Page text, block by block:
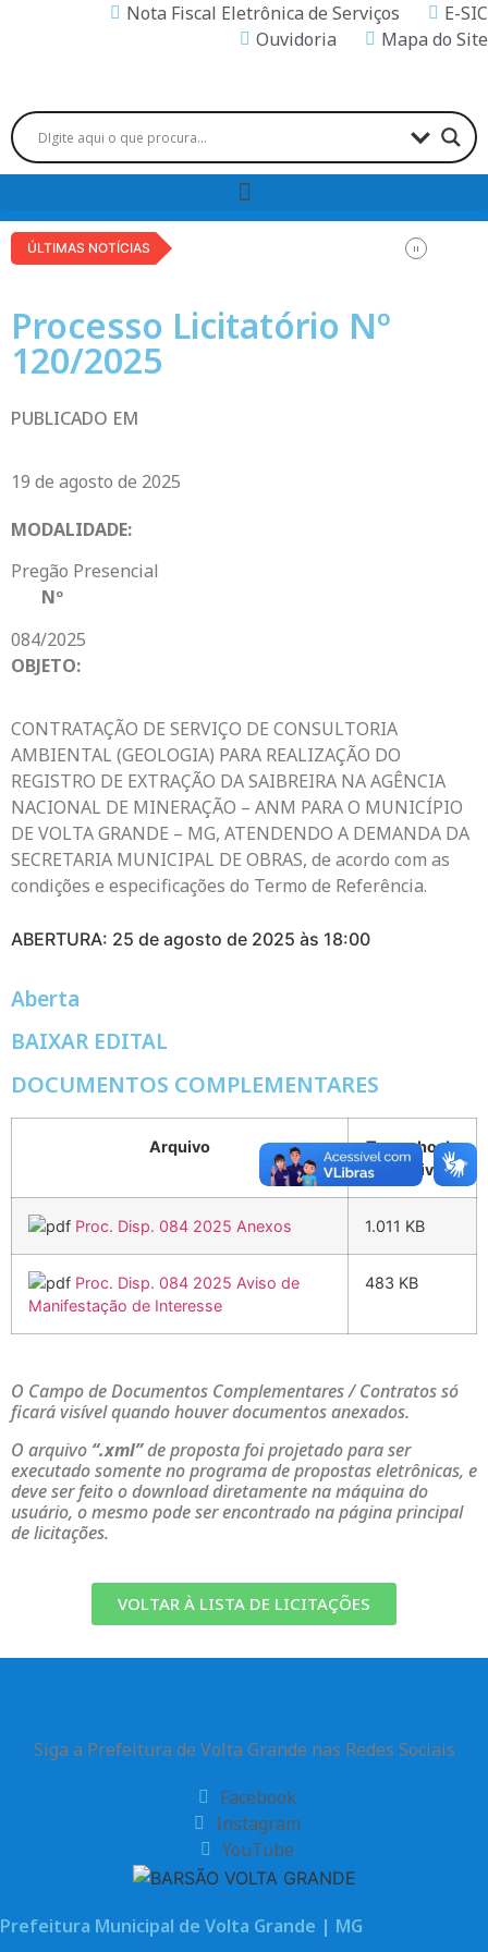
Nota Fiscal Eletrônica de Serviços
E-SIC
Ouvidoria
Mapa do Site
ÚLTIMAS NOTÍCIAS
Processo Licitatório Nº
120/2025
PUBLICADO EM
19 de agosto de 2025
MODALIDADE:
Pregão Presencial
Nº
084/2025
OBJETO:
CONTRATAÇÃO DE SERVIÇO DE CONSULTORIA
AMBIENTAL (GEOLOGIA) PARA REALIZAÇÃO DO
REGISTRO DE EXTRAÇÃO DA SAIBREIRA NA AGÊNCIA
NACIONAL DE MINERAÇÃO – ANM PARA O MUNICÍPIO
DE VOLTA GRANDE – MG, ATENDENDO A DEMANDA DA
SECRETARIA MUNICIPAL DE OBRAS, de acordo com as
condições e especificações do Termo de Referência.
ABERTURA: 25 de agosto de 2025 às 18:00
Aberta
BAIXAR EDITAL
DOCUMENTOS COMPLEMENTARES
Arquivo
Tamanho do
Arquivo
Proc. Disp. 084 2025 Anexos 1.011 KB
Proc. Disp. 084 2025 Aviso de
Manifestação de Interesse
483 KB
O Campo de Documentos Complementares / Contratos só
ficará visível quando houver documentos anexados.
O arquivo “.xml”de proposta foi projetado para ser
executado somente no programa de propostas eletrônicas, e
deve ser feito o download diretamente na máquina do
usuário, o mesmo pode ser encontrado na página principal
de licitações.
VOLTAR À LISTA DE LICITAÇÕES
Siga a Prefeitura de Volta Grande nas Redes Sociais
Facebook
Instagram
YouTube
Prefeitura Municipal de Volta Grande | MG